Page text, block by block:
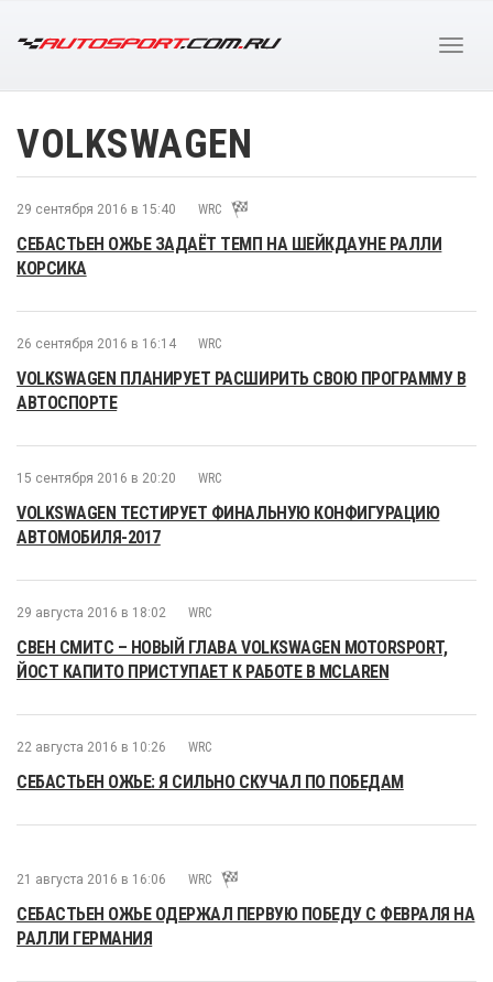
VOLKSWAGEN
29 сентября 2016 в 15:40 WRC
СЕБАСТЬЕН ОЖЬЕ ЗАДАЁТ ТЕМП НА ШЕЙКДАУНЕ РАЛЛИ
КОРСИКА
26 сентября 2016 в 16:14 WRC
VOLKSWAGEN ПЛАНИРУЕТ РАСШИРИТЬ СВОЮ ПРОГРАММУ В
АВТОСПОРТЕ
15 сентября 2016 в 20:20 WRC
VOLKSWAGEN ТЕСТИРУЕТ ФИНАЛЬНУЮ КОНФИГУРАЦИЮ
АВТОМОБИЛЯ-2017
29 августа 2016 в 18:02 WRC
СВЕН СМИТС – НОВЫЙ ГЛАВА VOLKSWAGEN MOTORSPORT,
ЙОСТ КАПИТО ПРИСТУПАЕТ К РАБОТЕ В MCLAREN
22 августа 2016 в 10:26 WRC
СЕБАСТЬЕН ОЖЬЕ: Я СИЛЬНО СКУЧАЛ ПО ПОБЕДАМ
21 августа 2016 в 16:06 WRC
СЕБАСТЬЕН ОЖЬЕ ОДЕРЖАЛ ПЕРВУЮ ПОБЕДУ С ФЕВРАЛЯ НА
РАЛЛИ ГЕРМАНИЯ